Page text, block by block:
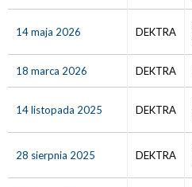
14 maja 2026 DEKTRA
18 marca 2026 DEKTRA
14 listopada 2025 DEKTRA
28 sierpnia 2025 DEKTRA